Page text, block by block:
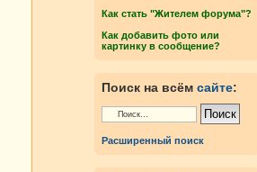
Как стать "Жителем форума"?
Как добавить фото или
картинку в сообщение?
Поиск на всём сайте:
Расширенный поиск